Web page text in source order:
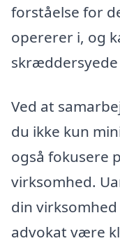
forståelse for
opererer i, og
skræddersyede
Ved at
du ikke kun
også fokusere
virksomhed.
din
advokat være